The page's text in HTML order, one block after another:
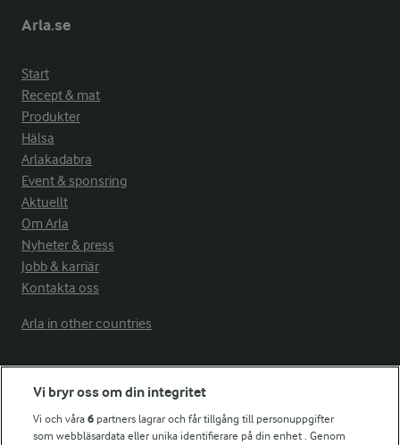
Arla.se
Start
Recept & mat
Produkter
Hälsa
Arlakadabra
Event & sponsring
Aktuellt
Om Arla
Nyheter & press
Jobb & karriär
Kontakta oss
Arla in other countries
Fler Arlasajter
För ägare
Vi bryr oss om din integritet
Vi och våra6 partners lagrar och får tillgång till personuppgifter
som webbläsardata eller unika identifierare på din enhet . Genom